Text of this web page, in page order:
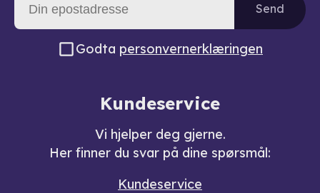
Send
Godta personvernerklæringen
Kundeservice
Vi hjelper deg gjerne.
Her finner du svar på dine spørsmål:
Kundeservice